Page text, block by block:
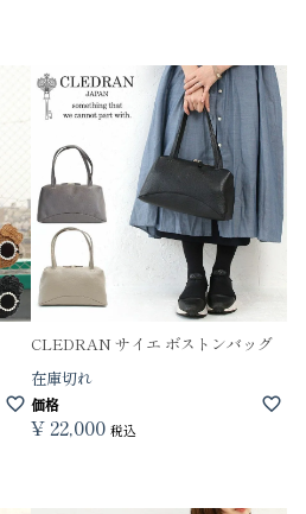
CLEDRAN サイエ ボストンバッグ
在庫切れ
価格
¥22,000 税込